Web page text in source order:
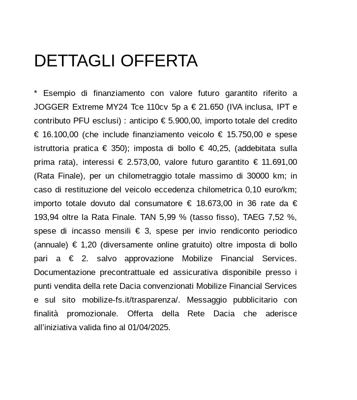
DETTAGLI OFFERTA
* Esempio di finanziamento con valore futuro garantito riferito a
JOGGER Extreme MY24 Tce 110cv 5p a € 21.650 (IVA inclusa, IPT e
contributo PFU esclusi) : anticipo € 5.900,00, importo totale del credito
€ 16.100,00 (che include finanziamento veicolo € 15.750,00 e spese
istruttoria pratica € 350); imposta di bollo € 40,25, (addebitata sulla
prima rata), interessi € 2.573,00, valore futuro garantito € 11.691,00
(Rata Finale), per un chilometraggio totale massimo di 30000 km; in
caso di restituzione del veicolo eccedenza chilometrica 0,10 euro/km;
importo totale dovuto dal consumatore € 18.673,00 in 36 rate da €
193,94 oltre la Rata Finale. TAN 5,99 % (tasso fisso), TAEG 7,52 %,
spese di incasso mensili € 3, spese per invio rendiconto periodico
(annuale) € 1,20 (diversamente online gratuito) oltre imposta di bollo
pari a € 2. salvo approvazione Mobilize Financial Services.
Documentazione precontrattuale ed assicurativa disponibile presso i
punti vendita della rete Dacia convenzionati Mobilize Financial Services
e sul sito mobilize-fs.it/trasparenza/. Messaggio pubblicitario con
finalità promozionale. Offerta della Rete Dacia che aderisce
all’iniziativa valida fino al 01/04/2025.